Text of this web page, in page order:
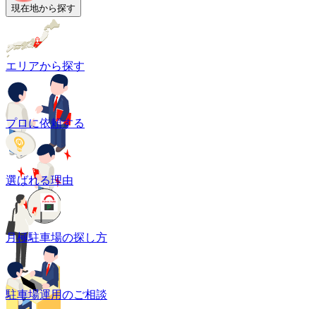
現在地から探す
エリアから探す
プロに依頼する
選ばれる理由
月極駐車場の探し方
駐車場運用のご相談